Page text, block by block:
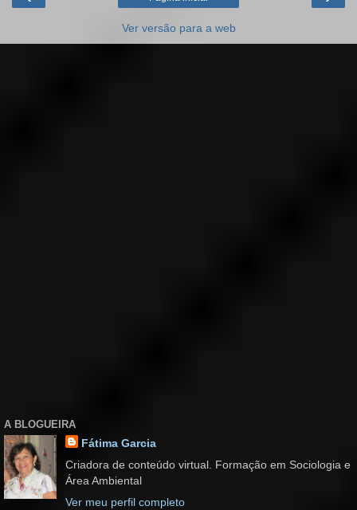
Ver versão para a web
A BLOGUEIRA
Fátima Garcia
Criadora de conteúdo virtual. Formação em Sociologia e
Área Ambiental
Ver meu perfil completo